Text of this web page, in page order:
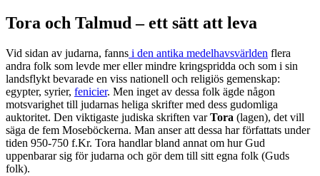
Tora och Talmud – ett sätt att leva
Vid sidan av judarna, fanns i den antika medelhavsvärlden flera
andra folk som levde mer eller mindre kringspridda och som i sin
landsflykt bevarade en viss nationell och religiös gemenskap:
egypter, syrier, fenicier. Men inget av dessa folk ägde någon
motsvarighet till judarnas heliga skrifter med dess gudomliga
auktoritet. Den viktigaste judiska skriften varTora (lagen), det vill
säga de fem Moseböckerna. Man anser att dessa har författats under
tiden 950-750 f.Kr. Tora handlar bland annat om hur Gud
uppenbarar sig för judarna och gör dem till sitt egna folk (Guds
folk).